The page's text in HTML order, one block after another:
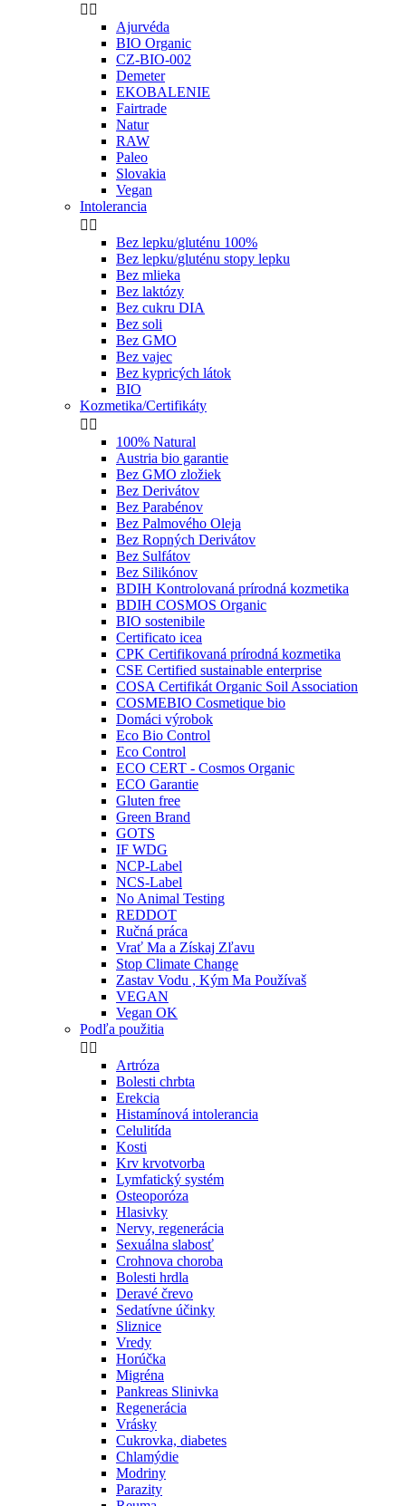
 
Ajurvéda
BIO Organic
CZ-BIO-002
Demeter
EKOBALENIE
Fairtrade
Natur
RAW
Paleo
Slovakia
Vegan
Intolerancia
 
Bez lepku/gluténu 100%
Bez lepku/gluténu stopy lepku
Bez mlieka
Bez laktózy
Bez cukru DIA
Bez soli
Bez GMO
Bez vajec
Bez kypricých látok
BIO
Kozmetika/Certifikáty
 
100% Natural
Austria bio garantie
Bez GMO zložiek
Bez Derivátov
Bez Parabénov
Bez Palmového Oleja
Bez Ropných Derivátov
Bez Sulfátov
Bez Silikónov
BDIH Kontrolovaná prírodná kozmetika
BDIH COSMOS Organic
BIO sostenibile
Certificato icea
CPK Certifikovaná prírodná kozmetika
CSE Certified sustainable enterprise
COSA Certifikát Organic Soil Association
COSMEBIO Cosmetique bio
Domáci výrobok
Eco Bio Control
Eco Control
ECO CERT - Cosmos Organic
ECO Garantie
Gluten free
Green Brand
GOTS
IF WDG
NCP-Label
NCS-Label
No Animal Testing
REDDOT
Ručná práca
Vrať Ma a Získaj Zľavu
Stop Climate Change
Zastav Vodu , Kým Ma Používaš
VEGAN
Vegan OK
Podľa použitia
 
Artróza
Bolesti chrbta
Erekcia
Histamínová intolerancia
Celulitída
Kosti
Krv krvotvorba
Lymfatický systém
Osteoporóza
Hlasivky
Nervy, regenerácia
Sexuálna slabosť
Crohnova choroba
Bolesti hrdla
Deravé črevo
Sedatívne účinky
Sliznice
Vredy
Horúčka
Migréna
Pankreas Slinivka
Regenerácia
Vrásky
Cukrovka, diabetes
Chlamýdie
Modriny
Parazity